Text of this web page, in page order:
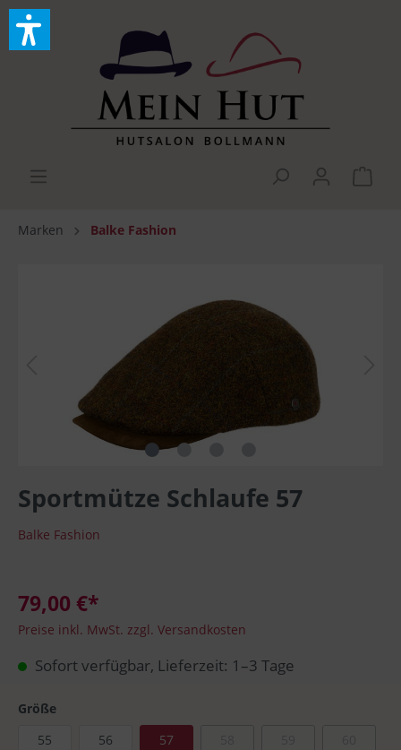
Marken Balke Fashion
Sportmütze Schlaufe 57
Balke Fashion
79,00 €*
Preise inkl. MwSt. zzgl. Versandkosten
Sofort verfügbar, Lieferzeit: 1–3 Tage
Größe
55
56 57